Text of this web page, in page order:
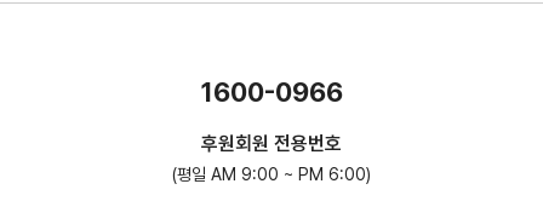
1600-0966
후원회원 전용번호
(평일 AM 9:00 ~ PM 6:00)